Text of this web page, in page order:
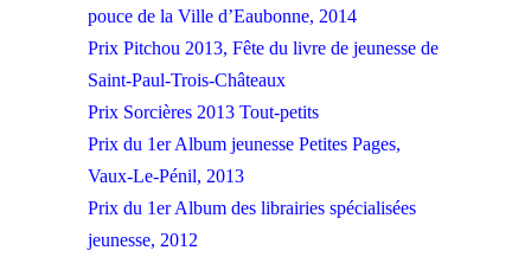
pouce de la Ville d’Eaubonne, 2014
Prix Pitchou 2013, Fête du livre de jeunesse de
Saint-Paul-Trois-Châteaux
Prix Sorcières 2013 Tout-petits
Prix du 1er Album jeunesse Petites Pages,
Vaux-Le-Pénil, 2013
Prix du 1er Album des librairies spécialisées
jeunesse, 2012